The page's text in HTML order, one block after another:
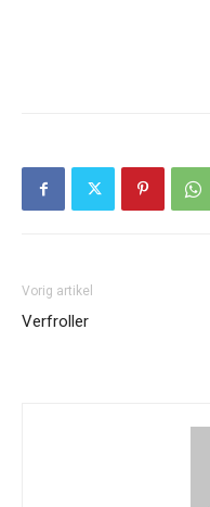
Vorig artikel
Verfroller